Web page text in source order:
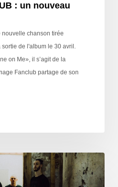
: un nouveau
chanson tirée
sortie de l'album le 30 avril.
on Me», il s’agit de la
Fanclub partage de son